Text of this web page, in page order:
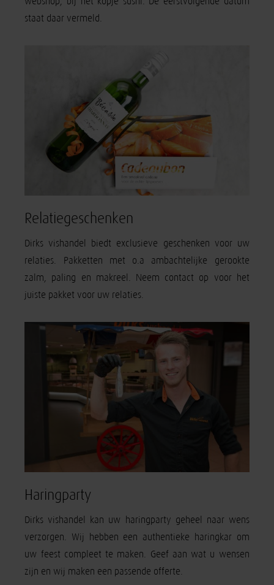
staat daar vermeld.
Relatiegeschenken
Dirks vishandel biedt exclusieve geschenken voor uw
relaties. Pakketten met o.a ambachtelijke gerookte
zalm, paling en makreel. Neem contact op voor het
juiste pakket voor uw relaties.
Haringparty
Dirks vishandel kan uw haringparty geheel naar wens
verzorgen. Wij hebben een authentieke haringkar om
uw feest compleet te maken. Geef aan wat u wensen
zijn en wij maken een passende offerte.